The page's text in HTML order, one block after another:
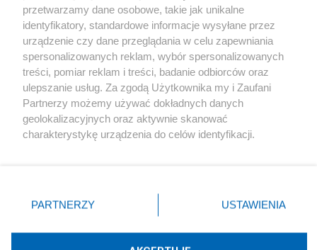
Kultura
X Facebook Instagram Youtube
przetwarzamy dane osobowe, takie jak unikalne
identyfikatory, standardowe informacje wysyłane przez
urządzenie czy dane przeglądania w celu zapewniania
spersonalizowanych reklam, wybór spersonalizowanych
treści, pomiar reklam i treści, badanie odbiorców oraz
ulepszanie usług. Za zgodą Użytkownika my i Zaufani
Partnerzy możemy używać dokładnych danych
geolokalizacyjnych oraz aktywnie skanować
charakterystykę urządzenia do celów identyfikacji.
zmienić/wycofać klikając przycisk ustawień prywatności
znajdujący się w lewym dolnym rogu strony
rodzaje przetwarzania danych nie wymagają zgody
użytkownika, ale masz prawo sprzeciwić się takiemu
PARTNERZY USTAWIENIA